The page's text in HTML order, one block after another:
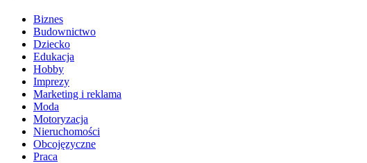
Biznes
Budownictwo
Dziecko
Edukacja
Hobby
Imprezy
Marketing i reklama
Moda
Motoryzacja
Nieruchomości
Obcojęzyczne
Praca